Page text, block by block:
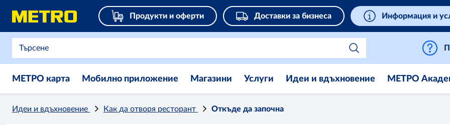
Продукти и оферти Доставки за бизнеса Информация и
МЕТРО карта Мобилно приложение Магазини Услуги Идеи и вдъхновение МЕТРО
Идеи и вдъхновение Как да отворя ресторант Откъде да започна